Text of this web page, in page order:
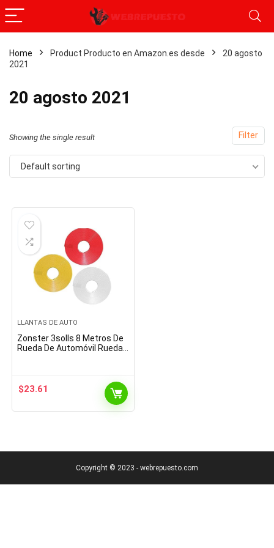
Home Product Producto en Amazon.es desde
20 agosto
2021
20 agosto 2021
Filter
Showing the single result
Default sorting
LLANTAS DE AUTO
Zonster 3solls 8 Metros De
Rueda De Automóvil Rueda
$23.61
Copyright © 2023 - webrepuesto.com